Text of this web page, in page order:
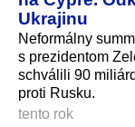
Ukrajinu
Neformálny
s prezidentom
schválili 90
proti Rusku.
tento rok